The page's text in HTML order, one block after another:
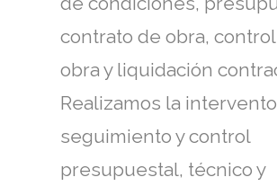
contrato de obra,
obra y liquidación
Realizamos la
seguimiento y control
presupuestal, técnico y